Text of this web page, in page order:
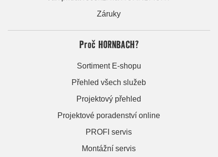
Záruky
Proč HORNBACH?
Sortiment E-shopu
Přehled všech služeb
Projektový přehled
Projektové poradenství online
PROFI servis
Montážní servis